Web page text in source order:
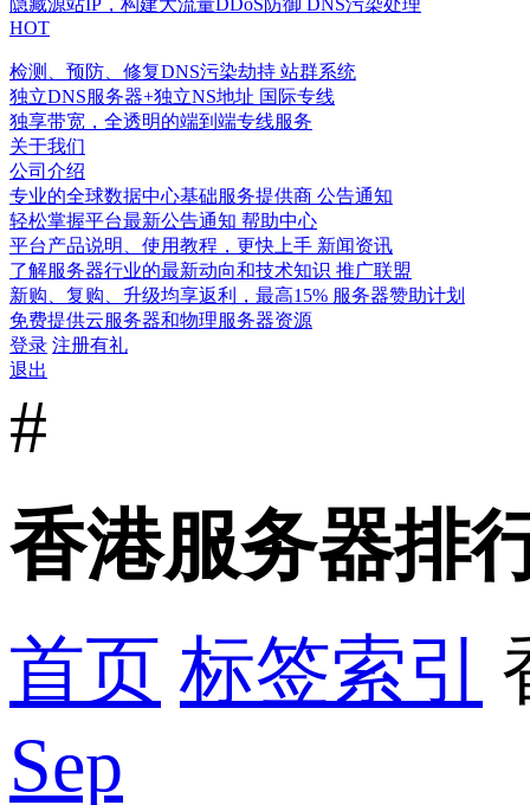
隐藏源站IP，构建大流量DDoS防御
DNS污染处理
HOT
检测、预防、修复DNS污染劫持 站群系统
独立DNS服务器+独立NS地址 国际专线
独享带宽，全透明的端到端专线服务
关于我们
公司介绍
专业的全球数据中心基础服务提供商 公告通知
轻松掌握平台最新公告通知 帮助中心
平台产品说明、使用教程，更快上手 新闻资讯
了解服务器行业的最新动向和技术知识 推广联盟
新购、复购、升级均享返利，最高15% 服务器赞助计划
免费提供云服务器和物理服务器资源
登录 注册有礼
退出
#
香港服务器排
首页 标签索引
Sep